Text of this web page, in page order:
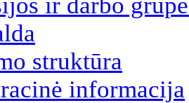
struktūra
informacija